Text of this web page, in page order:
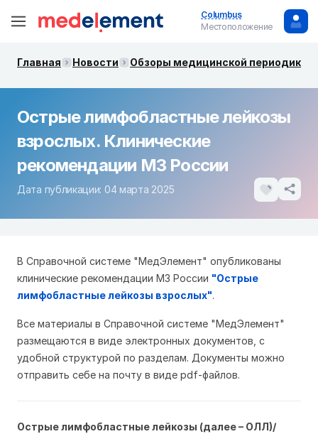
Columbus
Местоположение
Главная Новости Обзоры медицинской периодики.
Острые лимфобластные лейкозы
взрослых. Клинические
рекомендации МЗ России
Дата публикации: 04 марта 2025
В Справочной системе "МедЭлемент" опубликованы
клинические рекомендации МЗ России "Острые
лимфобластные лейкозы взрослых".
Все материалы в Справочной системе "МедЭлемент"
размещаются в виде электронных документов, с
удобной структурой по разделам. Документы можно
отправить себе на почту в виде pdf-файлов.
Острые лимфобластные лейкозы (далее – ОЛЛ)/